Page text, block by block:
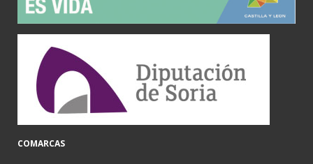
COMARCAS